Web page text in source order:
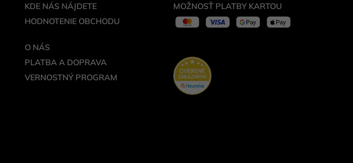
KDE NÁS NÁJDETE
HODNOTENIE OBCHODU
O NÁS
PLATBA A DOPRAVA
VERNOSTNÝ PROGRAM
MOŽNOSŤ PLATBY KARTOU